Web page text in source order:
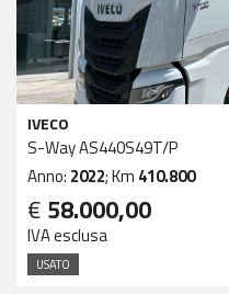
IVECO
S-Way AS440S49T/P
Anno: 2022; Km 410.800
€ 58.000,00
IVA esclusa
USATO